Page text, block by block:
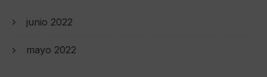
junio 2022
mayo 2022